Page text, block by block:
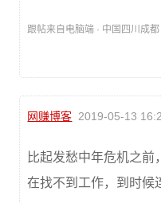
跟帖来自电脑端 · 中国四川成都
网赚博客 2019-05-13
比起发愁中年危机之
在找不到工作，到时候